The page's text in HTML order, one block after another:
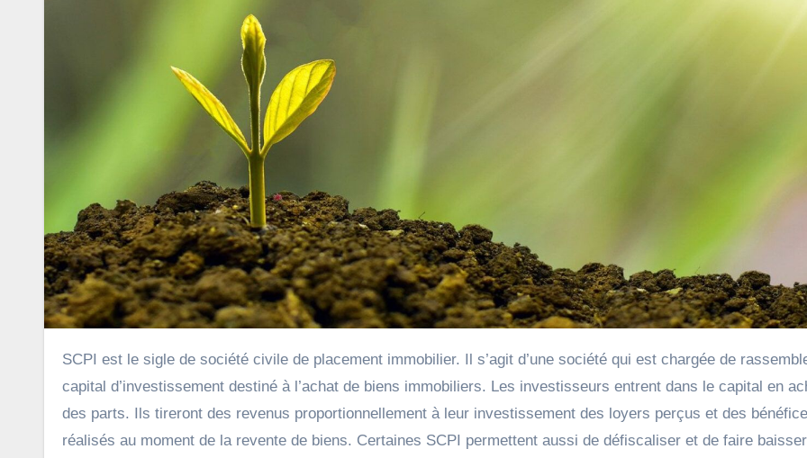
SCPI est le sigle de société civile de placement immobilier. Il s’agit d’une société qui est chargée de rassembler un
capital d’investissement destiné à l’achat de biens immobiliers. Les investisseurs entrent dans le capital en
des parts. Ils tireront des revenus proportionnellement à leur investissement des loyers perçus et des
réalisés au moment de la revente de biens. Certaines SCPI permettent aussi de défiscaliser et de faire